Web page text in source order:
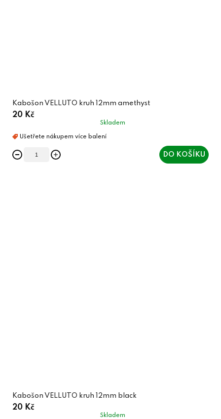
Kabošon VELLUTO kruh 12mm amethyst
20 Kč
Skladem
DO KOŠÍKU
Kabošon VELLUTO kruh 12mm black
20 Kč
Skladem